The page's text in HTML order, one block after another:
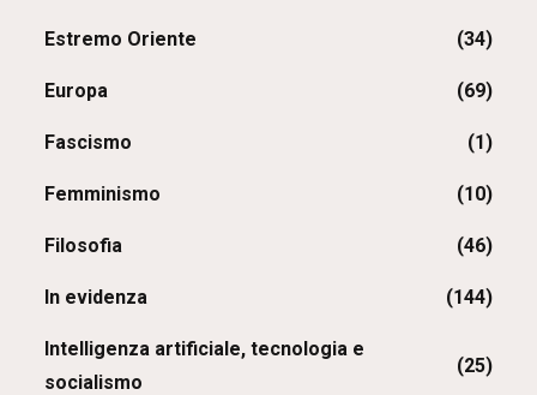
Estremo Oriente (34)
Europa (69)
Fascismo (1)
Femminismo (10)
Filosofia (46)
In evidenza (144)
Intelligenza artificiale, tecnologia e
socialismo
(25)